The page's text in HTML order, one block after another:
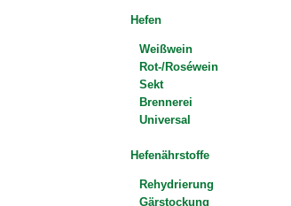
Hefen
Weißwein
Rot-/Roséwein
Sekt
Brennerei
Universal
Hefenährstoffe
Rehydrierung
Gärstockung